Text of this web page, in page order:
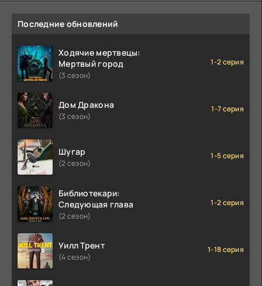
Последние обновлений
Ходячие мертвецы:
Мертвый город
(3 сезон)
1-2 серия
Дом Дракона
(3 сезон)
1-7 серия
Шугар
(2 сезон)
1-5 серия
Библиотекари:
Следующая глава
(2 сезон)
1-2 серия
Уилл Трент
(4 сезон)
1-18 серия